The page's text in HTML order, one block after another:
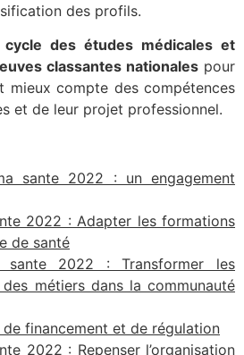
des profils.
des études médicales et
classantes nationales pour
mieux compte des compétences
et de leur projet professionnel.
sante 2022 : un engagement
2022 : Adapter les formations
de santé
sante 2022 : Transformer les
métiers dans la communauté
de financement et de régulation
2022 : Repenser l’organisation